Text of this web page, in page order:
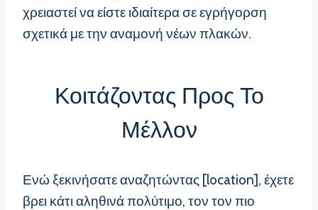
χρειαστεί να είστε ιδιαίτερα σε εγρήγορση
σχετικά με την αναμονή νέων πλακών.
Κοιτάζοντας Προς Το
Μέλλον
Ενώ ξεκινήσατε αναζητώντας [location], έχετε
βρει κάτι αληθινά πολύτιμο, τον τον πιο